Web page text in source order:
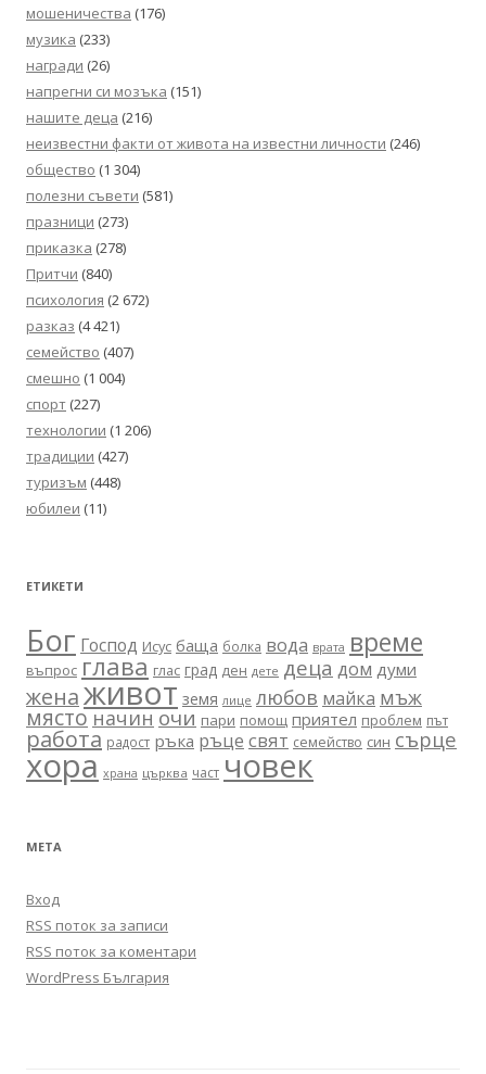
мошеничества (176)
музика (233)
награди (26)
напрегни си мозъка (151)
нашите деца (216)
неизвестни факти от живота на известни личности (246)
общество (1 304)
полезни съвети (581)
празници (273)
приказка (278)
Притчи (840)
психология (2 672)
разказ (4 421)
семейство (407)
смешно (1 004)
спорт (227)
технологии (1 206)
традиции (427)
туризъм (448)
юбилеи (11)
ЕТИКЕТИ
Бог Господ Исус баща болка вода врата време
въпрос глава глас град ден дете деца дом думи
женаживот земя лице любов майка мъж
мястоначиночи пари помощ приятел проблем път
работа радост ръка ръце свят семейство син сърце
хора храна църква част човек
МЕТА
Вход
RSS поток за записи
RSS поток за коментари
WordPress България